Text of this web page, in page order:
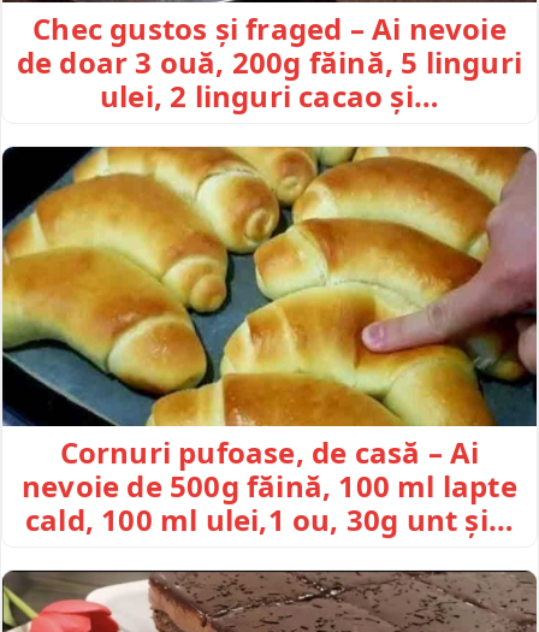
Chec gustos și fraged – Ai nevoie
de doar 3 ouă, 200g făină, 5 linguri
ulei, 2 linguri cacao și…
Cornuri pufoase, de casă – Ai
nevoie de 500g făină, 100 ml lapte
cald, 100 ml ulei,1 ou, 30g unt și…